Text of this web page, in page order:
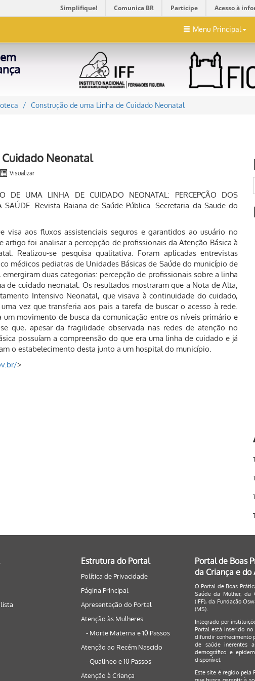
Simplifique! Comunica BR Participe Acesso à
Menu Principal
Construção de uma Linha de Cuidado Neonatal
Neonatal
Visualizar
DE UMA LINHA DE CUIDADO NEONATAL: PERCEPÇÃO DOS
SAÚDE. Revista Baiana de Saúde Pública. Secretaria da Saude do
visa aos fluxos assistenciais seguros e garantidos ao usuário no
artigo foi analisar a percepção de profissionais da Atenção Básica à
Realizou-se pesquisa qualitativa. Foram aplicadas entrevistas
médicos pediatras de Unidades Básicas de Saúde do município de
duas categorias: percepção de profissionais sobre a linha
de cuidado neonatal. Os resultados mostraram que a Nota de Alta,
Intensivo Neonatal, que visava à continuidade do cuidado,
vez que transferia aos pais a tarefa de buscar o acesso à rede.
movimento de busca da comunicação entre os níveis primário e
que, apesar da fragilidade observada nas redes de atenção no
possuíam a compreensão do que era uma linha de cuidado e já
o estabelecimento desta junto a um hospital do município.
>
Estrutura do Portal
Política de Privacidade
Página Principal
Apresentação do Portal
Atenção às Mulheres
- Morte Materna e 10 Passos
Atenção ao Recém Nascido
- Qualineo e 10 Passos
Atenção à Criança
Portal de Boas
da Criança e do
O Portal de Boas
Saúde da Mulher, da
(IFF), da Fundação
(MS).
Integrado por
Portal está inserido
difundir conhecimento
de saúde inerentes
demográfico e
disponível.
Este site é regido pela